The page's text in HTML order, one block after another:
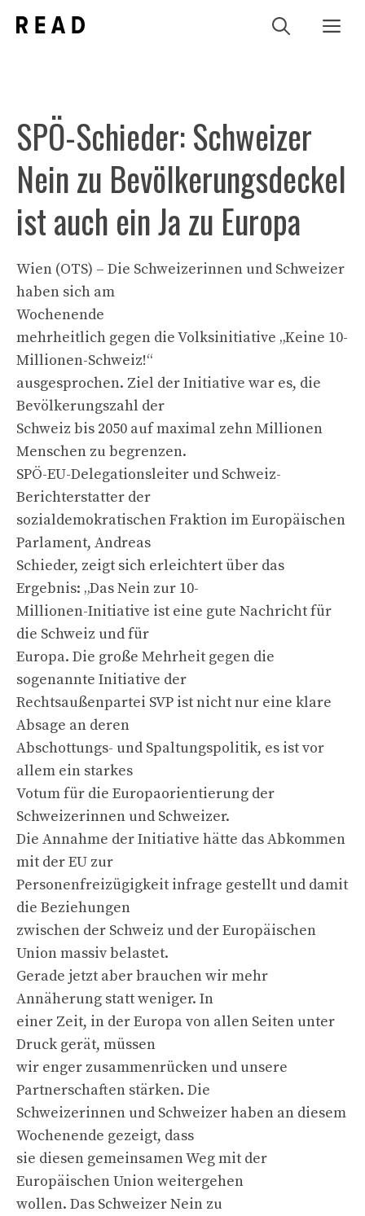
Inhalt
SPÖ-Schieder: Schweizer
Nein zu Bevölkerungsdeckel
ist auch ein Ja zu Europa
Wien (OTS) – Die Schweizerinnen und Schweizer
haben sich am
Wochenende
mehrheitlich gegen die Volksinitiative „Keine 10-
Millionen-Schweiz!“
ausgesprochen. Ziel der Initiative war es, die
Bevölkerungszahl der
Schweiz bis 2050 auf maximal zehn Millionen
Menschen zu begrenzen.
SPÖ-EU-Delegationsleiter und Schweiz-
Berichterstatter der
sozialdemokratischen Fraktion im Europäischen
Parlament, Andreas
Schieder, zeigt sich erleichtert über das
Ergebnis: „Das Nein zur 10-
Millionen-Initiative ist eine gute Nachricht für
die Schweiz und für
Europa. Die große Mehrheit gegen die
sogenannte Initiative der
Rechtsaußenpartei SVP ist nicht nur eine klare
Absage an deren
Abschottungs- und Spaltungspolitik, es ist vor
allem ein starkes
Votum für die Europaorientierung der
Schweizerinnen und Schweizer.
Die Annahme der Initiative hätte das Abkommen
mit der EU zur
Personenfreizügigkeit infrage gestellt und damit
die Beziehungen
zwischen der Schweiz und der Europäischen
Union massiv belastet.
Gerade jetzt aber brauchen wir mehr
Annäherung statt weniger. In
einer Zeit, in der Europa von allen Seiten unter
Druck gerät, müssen
wir enger zusammenrücken und unsere
Partnerschaften stärken. Die
Schweizerinnen und Schweizer haben an diesem
Wochenende gezeigt, dass
sie diesen gemeinsamen Weg mit der
Europäischen Union weitergehen
wollen. Das Schweizer Nein zu